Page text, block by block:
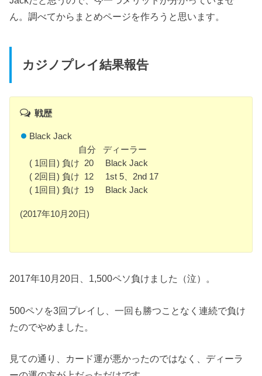
ん。調べてからまとめページを作ろうと思います。
カジノプレイ結果報告
戦歴
Black Jack
自分 ディーラー
( 1回目) 負け 20 Black Jack
( 2回目) 負け 12 1st 5、2nd 17
( 1回目) 負け 19 Black Jack
(2017年10月20日)
2017年10月20日、1,500ペソ負けました（泣）。
500ペソを3回プレイし、一回も勝つことなく連続で負け
たのでやめました。
見ての通り、カード運が悪かったのではなく、ディーラ